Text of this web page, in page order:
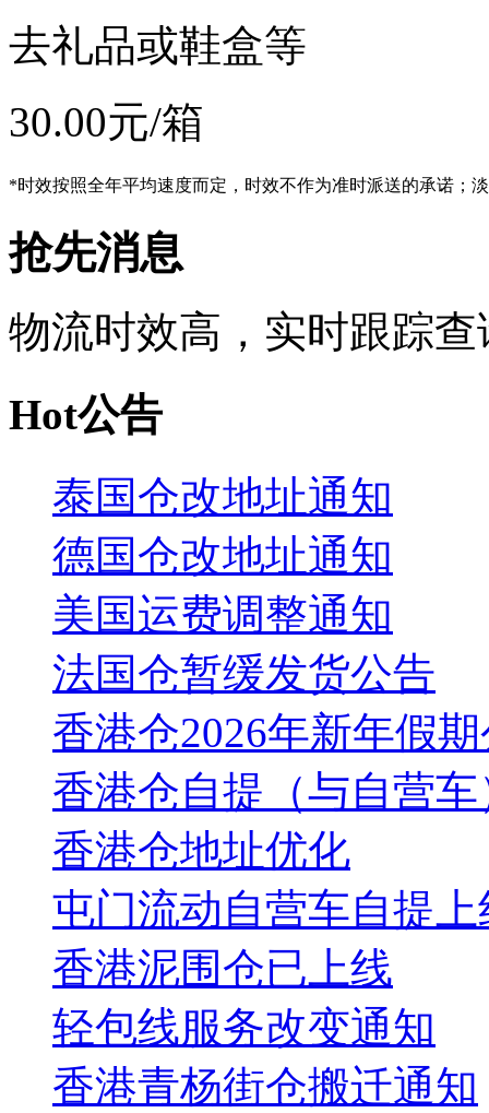
去礼品或鞋盒等
30.00元/箱
*时效按照全年平均速度而定，时效不作为准时派送的承诺；
抢先消息
物流时效高，实时跟踪
Hot公告
泰国仓改地址通知
德国仓改地址通知
美国运费调整通知
法国仓暂缓发货公告
香港仓2026年新年假
香港仓自提（与自营
香港仓地址优化
屯门流动自营车自提上
香港泥围仓已上线
轻包线服务改变通知
香港青杨街仓搬迁通知